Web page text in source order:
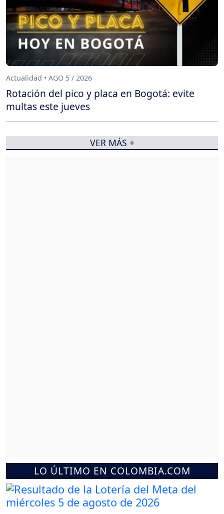
LO ÚLTIMO EN COLOMBIA.COM
Actualidad • AGO 5 / 2026
Rotación del pico y placa en Bogotá: evite
multas este jueves
VER MÁS +